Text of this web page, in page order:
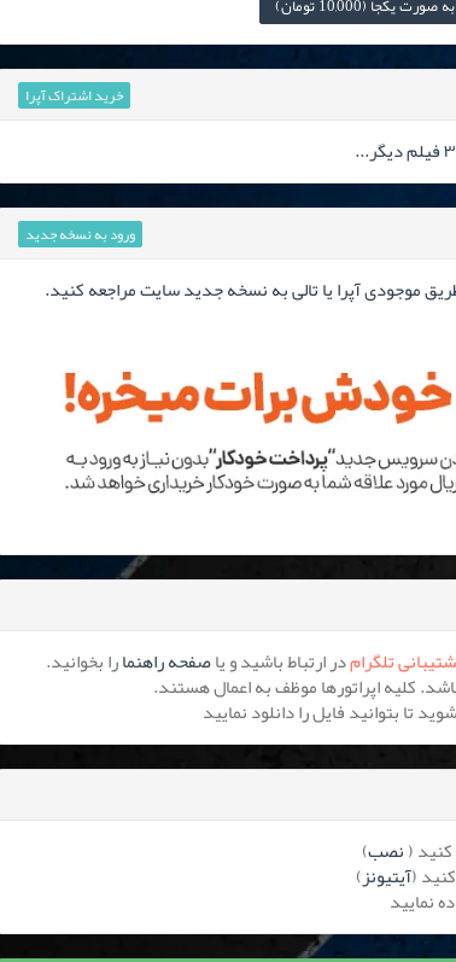
(10,000 تومان)
خرید اشتراک آپرا
ورود به نسخه جدید
موجودی آپرا یا تالی به نسخه جدید سایت مراجعه کنید.
تلگرامدر ارتباط باشید و یاصفحه راهنمارا بخوانید.
نصب)
آیتیونز)